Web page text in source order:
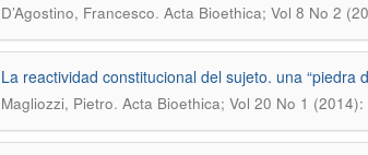
D’Agostino, Francesco. Acta Bioethica; Vol 8 No 2
La reactividad constitucional del sujeto. una “piedra
Magliozzi, Pietro. Acta Bioethica; Vol 20 No 1